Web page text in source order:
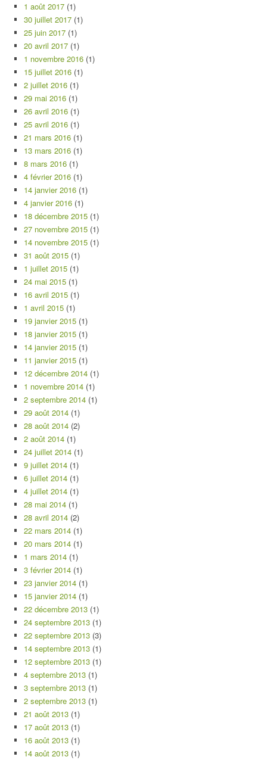
1 août 2017 (1)
30 juillet 2017 (1)
25 juin 2017 (1)
20 avril 2017 (1)
1 novembre 2016 (1)
15 juillet 2016 (1)
2 juillet 2016 (1)
29 mai 2016 (1)
26 avril 2016 (1)
25 avril 2016 (1)
21 mars 2016 (1)
13 mars 2016 (1)
8 mars 2016 (1)
4 février 2016 (1)
14 janvier 2016 (1)
4 janvier 2016 (1)
18 décembre 2015 (1)
27 novembre 2015 (1)
14 novembre 2015 (1)
31 août 2015 (1)
1 juillet 2015 (1)
24 mai 2015 (1)
16 avril 2015 (1)
1 avril 2015 (1)
19 janvier 2015 (1)
18 janvier 2015 (1)
14 janvier 2015 (1)
11 janvier 2015 (1)
12 décembre 2014 (1)
1 novembre 2014 (1)
2 septembre 2014 (1)
29 août 2014 (1)
28 août 2014 (2)
2 août 2014 (1)
24 juillet 2014 (1)
9 juillet 2014 (1)
6 juillet 2014 (1)
4 juillet 2014 (1)
28 mai 2014 (1)
28 avril 2014 (2)
22 mars 2014 (1)
20 mars 2014 (1)
1 mars 2014 (1)
3 février 2014 (1)
23 janvier 2014 (1)
15 janvier 2014 (1)
22 décembre 2013 (1)
24 septembre 2013 (1)
22 septembre 2013 (3)
14 septembre 2013 (1)
12 septembre 2013 (1)
4 septembre 2013 (1)
3 septembre 2013 (1)
2 septembre 2013 (1)
21 août 2013 (1)
17 août 2013 (1)
16 août 2013 (1)
14 août 2013 (1)